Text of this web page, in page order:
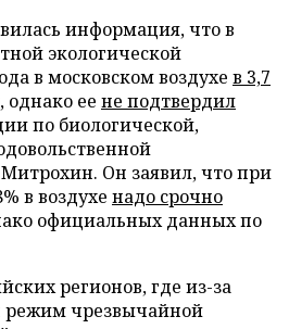
информация, что в
экологической
в московском воздухе в 3,7
, однако ее не подтвердил
по биологической,
Митрохин. Он заявил, что при
в воздухе надо срочно
официальных данных по
регионов, где из-за
режим чрезвычайной